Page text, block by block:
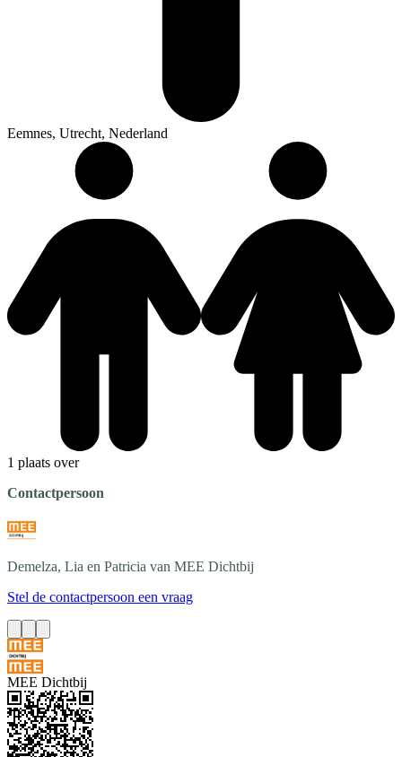
Eemnes, Utrecht, Nederland
1 plaats over
Contactpersoon
Demelza, Lia en Patricia van MEE Dichtbij
Stel de contactpersoon een vraag
MEE Dichtbij